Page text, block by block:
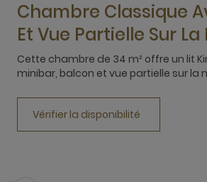
Chambre Classique
Et Vue Partielle Sur La
Cette chambre de 34 m² offre un lit
minibar, balcon et vue partielle sur la
Vérifier la disponibilité